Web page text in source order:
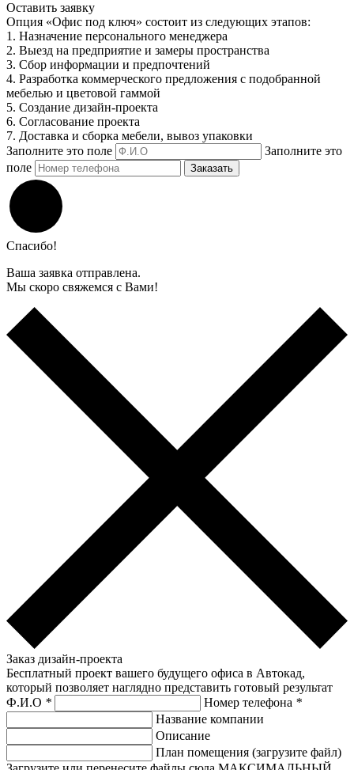
Оставить заявку
Опция «Офис под ключ» состоит из следующих этапов:
1. Назначение персонального менеджера
2. Выезд на предприятие и замеры пространства
3. Сбор информации и предпочтений
4. Разработка коммерческого предложения с подобранной
мебелью и цветовой гаммой
5. Создание дизайн-проекта
6. Согласование проекта
7. Доставка и сборка мебели, вывоз упаковки
Заполните это поле
Заполните это
поле
Заказать
Спасибо!
Ваша заявка отправлена.
Мы скоро свяжемся с Вами!
Заказ дизайн-проекта
Бесплатный проект вашего будущего офиса в Автокад,
который позволяет наглядно представить готовый результат
Ф.И.О * Номер телефона *
Название компании
Описание
План помещения (загрузите файл)